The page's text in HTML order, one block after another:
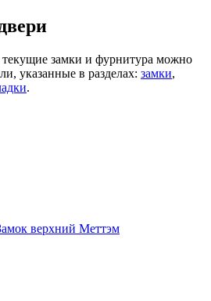
замки и фурнитура можно
указанные в разделах: замки,
.
верхний Меттэм